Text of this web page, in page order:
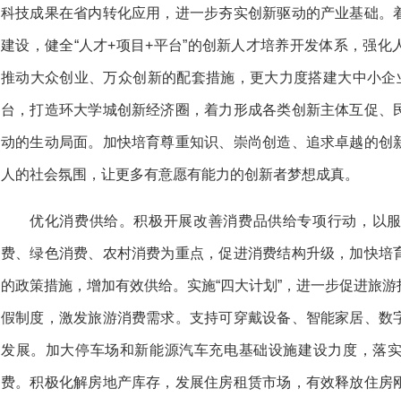
科技成果在省内转化应用，进一步夯实创新驱动的产业基础
建设，健全“人才+项目+平台”的创新人才培养开发体系，强
推动大众创业、万众创新的配套措施，更大力度搭建大中小企
台，打造环大学城创新经济圈，着力形成各类创新主体互促
动的生动局面。加快培育尊重知识、崇尚创造、追求卓越的
人的社会氛围，让更多有意愿有能力的创新者梦想成真。
优化消费供给。积极开展改善消费品供给专项行动，以
费、绿色消费、农村消费为重点，促进消费结构升级，加快
的政策措施，增加有效供给。实施“四大计划”，进一步促进旅
假制度，激发旅游消费需求。支持可穿戴设备、智能家居、
发展。加大停车场和新能源汽车充电基础设施建设力度，落
费。积极化解房地产库存，发展住房租赁市场，有效释放住